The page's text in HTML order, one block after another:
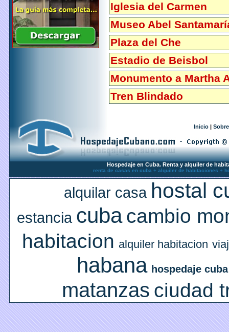
Iglesia del Carmen
Museo Abel
Plaza del Che
Estadio de Beisbol
Monumento a Martha
Tren Blindado
Inicio |
Hospedaje en Cuba. Renta y alquiler de
renta de casas en cuba + alquiler de habitaciones +
alquilar casa hostal
estancia cuba cambio
habitacion alquiler habitacion
habana hospedaje cuba
matanzas ciudad